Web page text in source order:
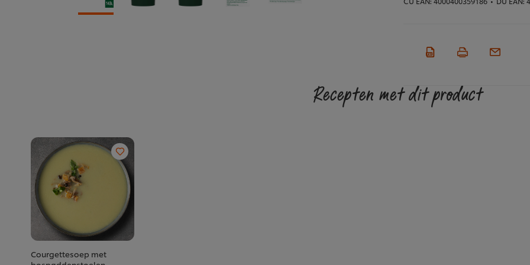
Recepten met dit product
Courgettesoep met